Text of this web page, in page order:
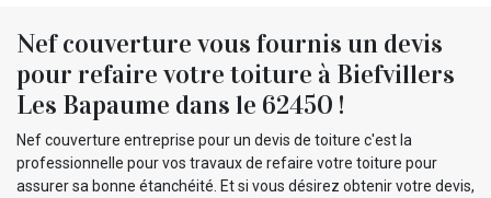
Nef couverture vous fournis un devis
pour refaire votre toiture à Biefvillers
Les Bapaume dans le 62450 !
Nef couverture entreprise pour un devis de toiture c'est la
professionnelle pour vos travaux de refaire votre toiture pour
assurer sa bonne étanchéité. Et si vous désirez obtenir votre devis,